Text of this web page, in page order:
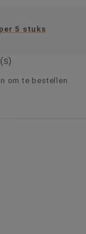
5 stuks
om te bestellen.